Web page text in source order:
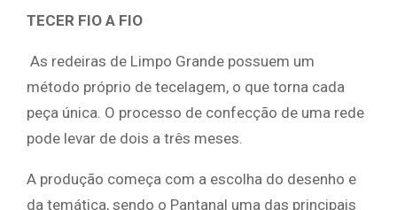
TECER FIO A FIO
As redeiras de Limpo Grande possuem um
método próprio de tecelagem, o que torna cada
peça única. O processo de confecção de uma rede
pode levar de dois a três meses.
A produção começa com a escolha do desenho e
da temática, sendo o Pantanal uma das principais